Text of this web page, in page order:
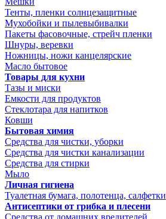
Тенты, пленки солнцезащитные
Мухобойки и пылевыбивалки
Пакеты фасовочные, стрейч пленки
Шнуры, веревки
Ножницы, ножи канцелярские
Масло бытовое
Товары для кухни
Тазы и миски
Емкости для продуктов
Стеклотара для напитков
Ковши
Бытовая химия
Средства для чистки, уборки
Средства для чистки канализации
Средства для стирки
Мыло
Личная гигиена
Туалетная бумага, полотенца, салфетки
Антисептики от грибка и плесени
Средства от домашних вредителей